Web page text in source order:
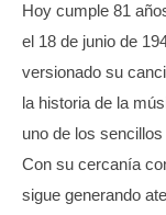
Hoy cumple 81
el 18 de junio de
versionado su
la historia de la
uno de los
Con su cercanía
sigue generando